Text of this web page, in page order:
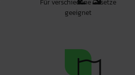
geeignet